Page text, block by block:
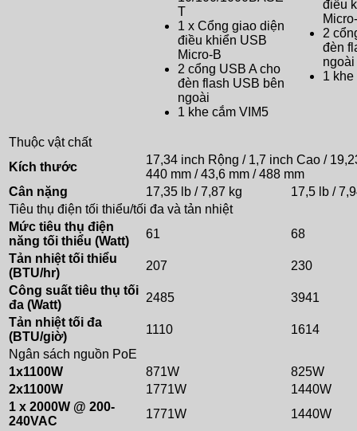
T
1 x Cổng giao diện
điều khiển USB
Micro-B
2 cổng USB A cho
đèn flash USB bên
ngoài
1 khe cắm VIM5
điều
2
đèn
ngoài
1 khe
Thuộc vật chất
Kích thước
17,34 inch Rộng / 1,7 inch Cao /
440 mm / 43,6 mm / 488 mm
Cân nặng
17,35 lb / 7,87 kg
17,5 lb /
Tiêu thụ điện tối thiểu/tối đa và tản nhiệt
Mức tiêu thụ điện
năng tối thiểu (Watt)
61
68
Tản nhiệt tối thiểu
(BTU/hr)
207
230
Công suất tiêu thụ tối
đa (Watt)
2485
3941
Tản nhiệt tối đa
(BTU/giờ)
1110
1614
Ngân sách nguồn PoE
1x1100W
871W
825W
2x1100W
1771W
1440W
1 x 2000W @ 200-
240VAC
1771W
1440W